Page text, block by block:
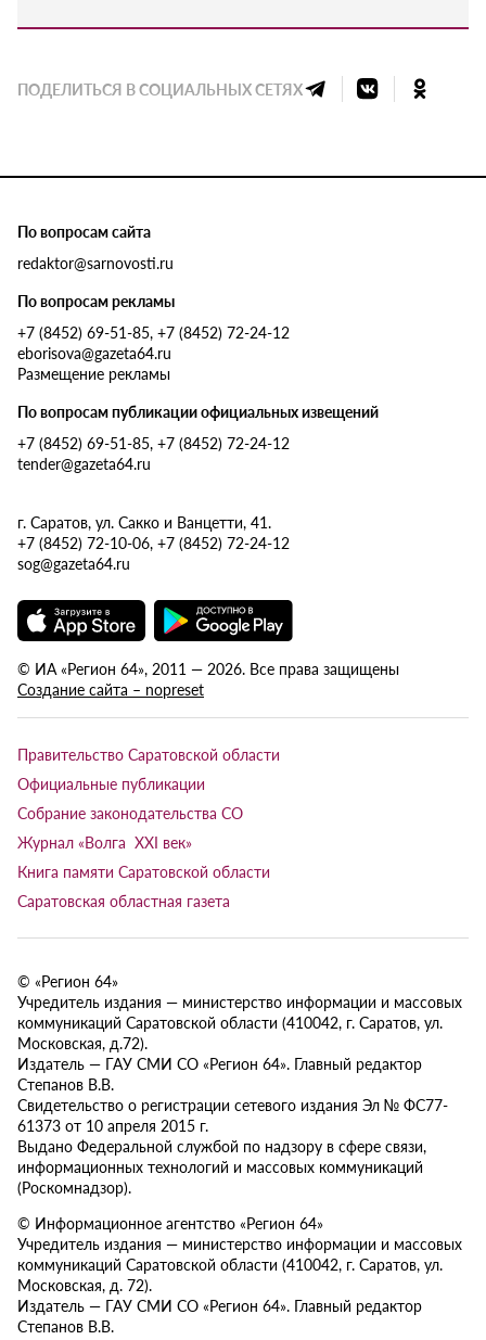
ПОДЕЛИТЬСЯ В СОЦИАЛЬНЫХ СЕТЯХ
По вопросам сайта
redaktor@sarnovosti.ru
По вопросам рекламы
+7 (8452) 69-51-85, +7 (8452) 72-24-12
eborisova@gazeta64.ru
Размещение рекламы
По вопросам публикации официальных извещений
+7 (8452) 69-51-85, +7 (8452) 72-24-12
tender@gazeta64.ru
г. Саратов, ул. Сакко и Ванцетти, 41.
+7 (8452) 72-10-06, +7 (8452) 72-24-12
sog@gazeta64.ru
© ИА «Регион 64», 2011 — 2026. Все права защищены
Создание сайта – nopreset
Правительство Саратовской области
Официальные публикации
Собрание законодательства СО
Журнал «Волга XXI век»
Книга памяти Саратовской области
Саратовская областная газета
© «Регион 64»
Учредитель издания — министерство информации и массовых
коммуникаций Саратовской области (410042, г. Саратов, ул.
Московская, д.72).
Издатель — ГАУ СМИ СО «Регион 64». Главный редактор
Степанов В.В.
Свидетельство о регистрации сетевого издания Эл № ФС77-
61373 от 10 апреля 2015 г.
Выдано Федеральной службой по надзору в сфере связи,
информационных технологий и массовых коммуникаций
(Роскомнадзор).
© Информационное агентство «Регион 64»
Учредитель издания — министерство информации и массовых
коммуникаций Саратовской области (410042, г. Саратов, ул.
Московская, д. 72).
Издатель — ГАУ СМИ СО «Регион 64». Главный редактор
Степанов В.В.